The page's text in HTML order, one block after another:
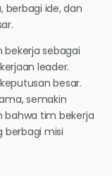
berbagi ide, dan
sebagai
leader.
besar.
semakin
bahwa tim bekerja
berbagi misi